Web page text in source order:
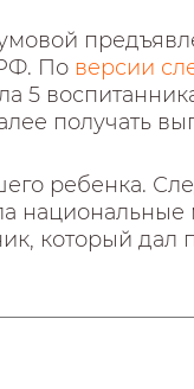
По версии
5
получать
ребенка.
национальные
который дал